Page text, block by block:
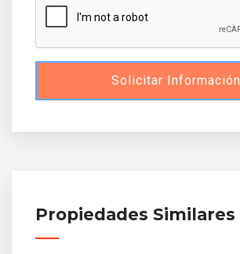
Solicitar Información
Propiedades Similares